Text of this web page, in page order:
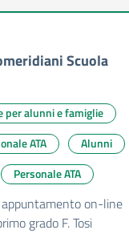
Scuola
per alunni e famiglie
ATA
Alunni
Personale ATA
on-line
grado F. Tosi